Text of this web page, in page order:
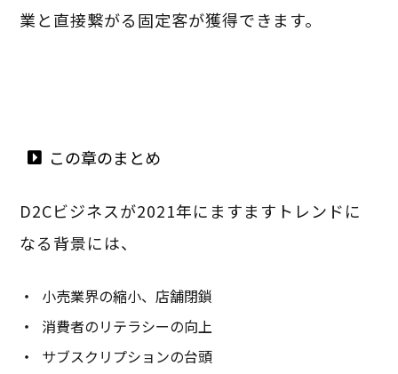
業と直接繋がる固定客が獲得できます。
この章のまとめ
D2Cビジネスが2021年にますますトレンドに
なる背景には、
小売業界の縮小、店舗閉鎖
消費者のリテラシーの向上
サブスクリプションの台頭